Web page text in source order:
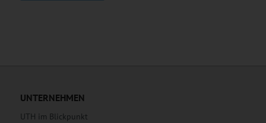
UNTERNEHMEN
UTH im Blickpunkt